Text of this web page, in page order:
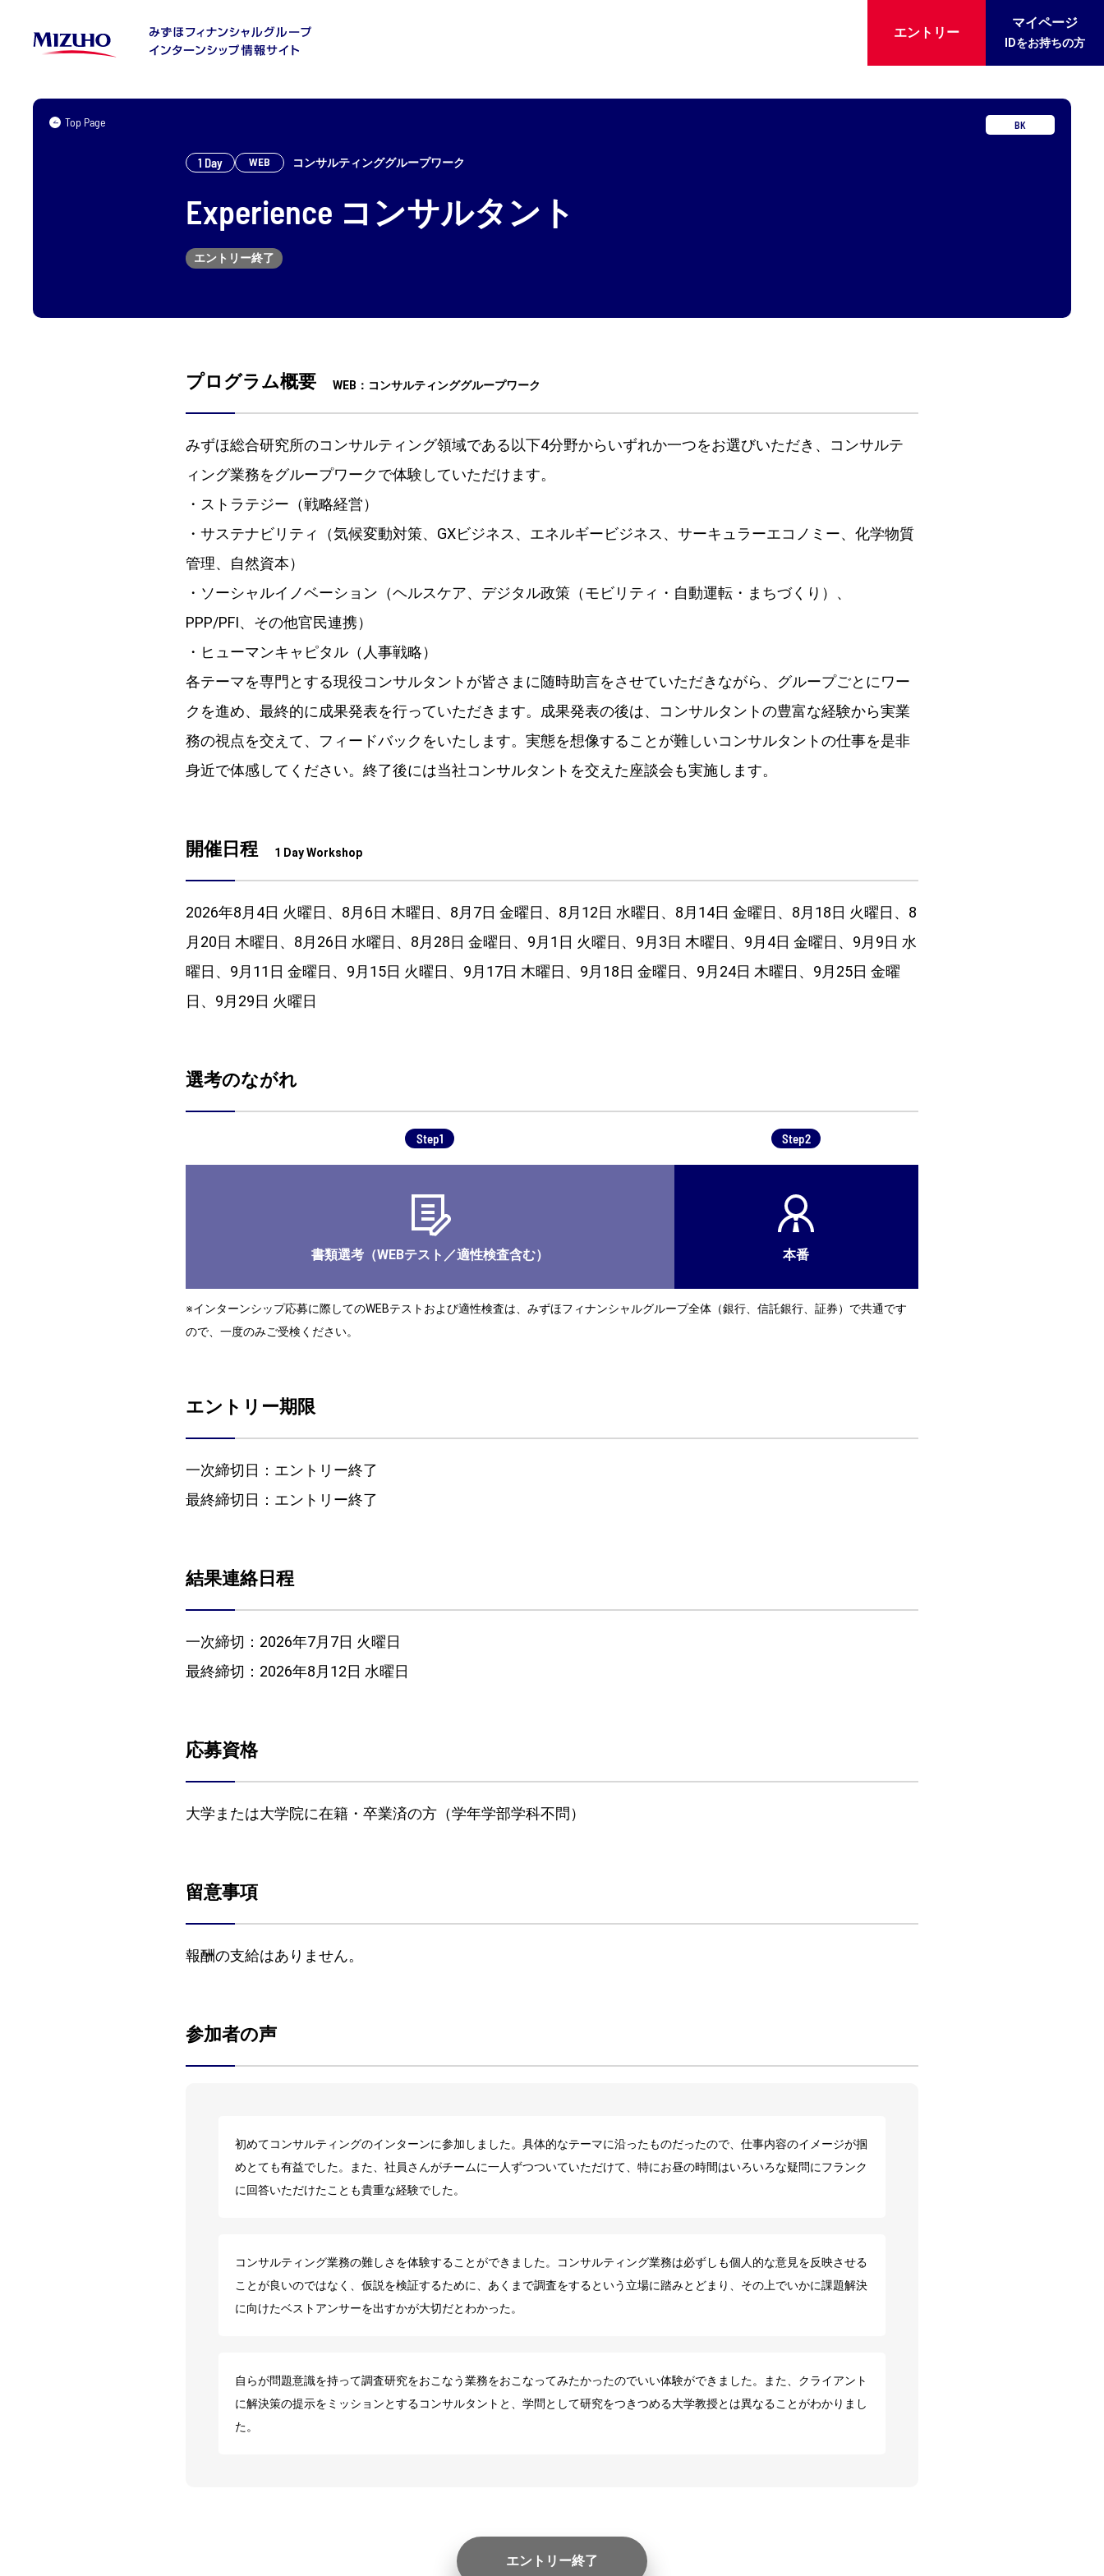
エントリー
マイページ
IDをお持ちの方
Top Page BK
1 Day WEB コンサルティンググループワーク
Experience コンサルタント
エントリー終了
プログラム概要 WEB：コンサルティンググループワーク
みずほ総合研究所のコンサルティング領域である以下4分野からいずれか一つをお選びいただき、コンサルテ
ィング業務をグループワークで体験していただけます。
・ストラテジー（戦略経営）
・サステナビリティ（気候変動対策、GXビジネス、エネルギービジネス、サーキュラーエコノミー、化学物質
管理、自然資本）
・ソーシャルイノベーション（ヘルスケア、デジタル政策（モビリティ・自動運転・まちづくり）、
PPP/PFI、その他官民連携）
・ヒューマンキャピタル（人事戦略）
各テーマを専門とする現役コンサルタントが皆さまに随時助言をさせていただきながら、グループごとにワー
クを進め、最終的に成果発表を行っていただきます。成果発表の後は、コンサルタントの豊富な経験から実業
務の視点を交えて、フィードバックをいたします。実態を想像することが難しいコンサルタントの仕事を是非
身近で体感してください。終了後には当社コンサルタントを交えた座談会も実施します。
開催日程 1 Day Workshop
2026年8月4日 火曜日、8月6日 木曜日、8月7日 金曜日、8月12日 水曜日、8月14日 金曜日、8月18日 火曜日、8
月20日 木曜日、8月26日 水曜日、8月28日 金曜日、9月1日 火曜日、9月3日 木曜日、9月4日 金曜日、9月9日 水
曜日、9月11日 金曜日、9月15日 火曜日、9月17日 木曜日、9月18日 金曜日、9月24日 木曜日、9月25日 金曜
日、9月29日 火曜日
選考のながれ
Step1
書類選考（WEBテスト／適性検査含む）
Step2
本番
※インターンシップ応募に際してのWEBテストおよび適性検査は、みずほフィナンシャルグループ全体（銀行、信託銀行、証券）で共通です
ので、一度のみご受検ください。
エントリー期限
一次締切日： エントリー終了
最終締切日： エントリー終了
結果連絡日程
一次締切： 2026年7月7日 火曜日
最終締切： 2026年8月12日 水曜日
応募資格
大学または大学院に在籍・卒業済の方（学年学部学科不問）
留意事項
報酬の支給はありません。
参加者の声
初めてコンサルティングのインターンに参加しました。具体的なテーマに沿ったものだったので、仕事内容のイメージが掴
めとても有益でした。また、社員さんがチームに一人ずつついていただけて、特にお昼の時間はいろいろな疑問にフランク
に回答いただけたことも貴重な経験でした。
コンサルティング業務の難しさを体験することができました。コンサルティング業務は必ずしも個人的な意見を反映させる
ことが良いのではなく、仮説を検証するために、あくまで調査をするという立場に踏みとどまり、その上でいかに課題解決
に向けたベストアンサーを出すかが大切だとわかった。
自らが問題意識を持って調査研究をおこなう業務をおこなってみたかったのでいい体験ができました。また、クライアント
に解決策の提示をミッションとするコンサルタントと、学問として研究をつきつめる大学教授とは異なることがわかりまし
た。
エントリー終了